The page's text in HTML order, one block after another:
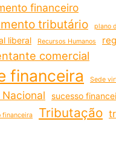
financeiro
tributário plano
liberal Recursos Humanos
comercial
financeira Sede
sucesso
financeira Tributação